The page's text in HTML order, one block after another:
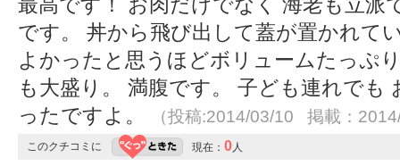
です。 丼から飛び出して蓋が置かれて
よかったと思うほどボリュームたっぷ
も大盛り。 満腹です。 子ども連れでも
ったですよ。
（投稿:2014/03/10 掲載：
このクチコミに 現在： 0人